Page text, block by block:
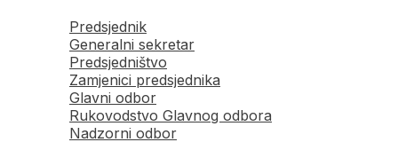
Predsjednik
Generalni sekretar
Predsjedništvo
Zamjenici predsjednika
Glavni odbor
Rukovodstvo Glavnog odbora
Nadzorni odbor